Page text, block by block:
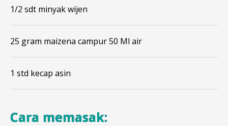
1/2 sdt minyak wijen
25 gram maizena campur 50 Ml air
1 std kecap asin
Cara memasak: